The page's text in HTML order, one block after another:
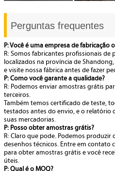
Perguntas frequentes
P: Você é uma empresa de fabricação
R: Somos fabricantes profissionais de
localizados na província de
e visite nossa fábrica antes de fazer
P: Como você garante a qualidade?
R: Podemos enviar amostras grátis
terceiros.
Também temos certificado de teste,
testados antes do envio, e o relatório
suas mercadorias.
P: Posso obter amostras grátis?
R: Claro que pode. Podemos
desenhos técnicos. Entre em contato
para obter amostras grátis e você
úteis.
P: Qual é o MOQ?